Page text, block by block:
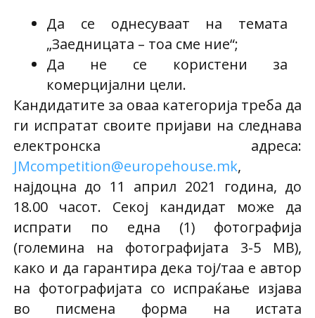
Да се однесуваат на темата
„Заедницата – тоа сме ние“;
Да не се користени за
комерцијални цели.
Кандидатите за оваа категорија треба да
ги испратат своите пријави на следнава
електронска адреса:
JMcompetition@europehouse.mk,
најдоцна до 11 април 2021 година, до
18.00 часот. Секој кандидат може да
испрати по една (1) фотографија
(големина на фотографијата 3-5 MB),
како и да гарантира дека тој/таа е автор
на фотографијата со испраќање изјава
во писмена форма на истата